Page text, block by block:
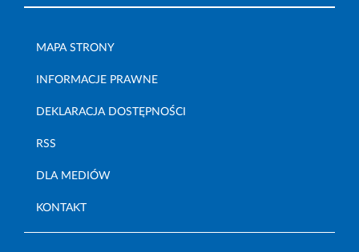
MAPA STRONY
INFORMACJE PRAWNE
DEKLARACJA DOSTĘPNOŚCI
RSS
DLA MEDIÓW
KONTAKT